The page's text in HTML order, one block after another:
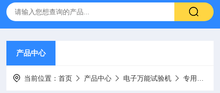
产品中心
当前位置：首页 产品中心 电子万能试验机 专用电子万能试验机